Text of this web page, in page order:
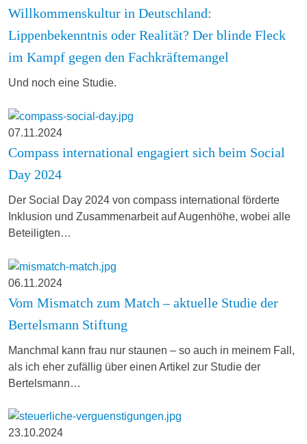
Willkommenskultur in Deutschland:
Lippenbekenntnis oder Realität? Der blinde Fleck
im Kampf gegen den Fachkräftemangel
Und noch eine Studie.
07.11.2024
Compass international engagiert sich beim Social
Day 2024
Der Social Day 2024 von compass international förderte
Inklusion und Zusammenarbeit auf Augenhöhe, wobei alle
Beteiligten…
06.11.2024
Vom Mismatch zum Match – aktuelle Studie der
Bertelsmann Stiftung
Manchmal kann frau nur staunen – so auch in meinem Fall,
als ich eher zufällig über einen Artikel zur Studie der
Bertelsmann…
23.10.2024